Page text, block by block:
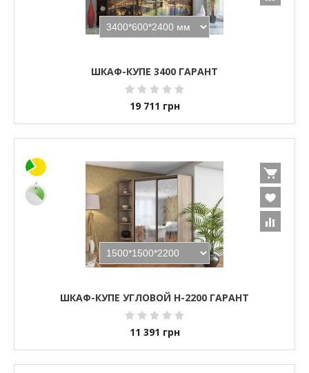
ШКАФ-КУПЕ 3400 ГАРАНТ
19 711 грн
ШКАФ-КУПЕ УГЛОВОЙ H-2200 ГАРАНТ
11 391 грн